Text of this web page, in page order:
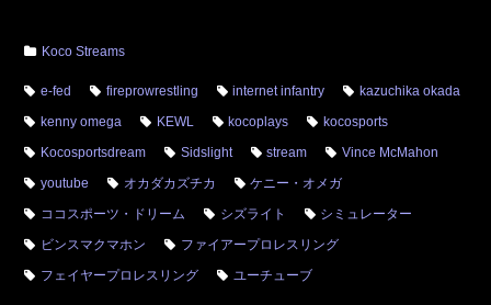
Koco Streams
e-fed fireprowrestling internet infantry
kazuchika okada
kenny omega
KEWL kocoplays
kocosports
Kocosportsdream
Sidslight stream
Vince McMahon
youtube
オカダカズチカ
ケニー・オメガ
ココスポーツ・ドリーム
シズライト
シミュレーター
ビンスマクマホン
ファイアープロレスリング
フェイヤープロレスリング
ユーチューブ